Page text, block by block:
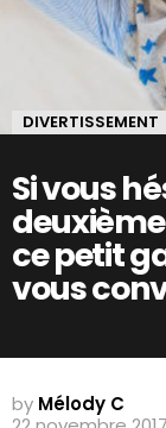
DIVERTISSEMENT
Si vous
ce petit
vous
by Mélody C